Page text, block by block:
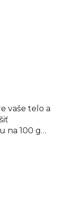
vaše telo a
na 100 g
power
dodať